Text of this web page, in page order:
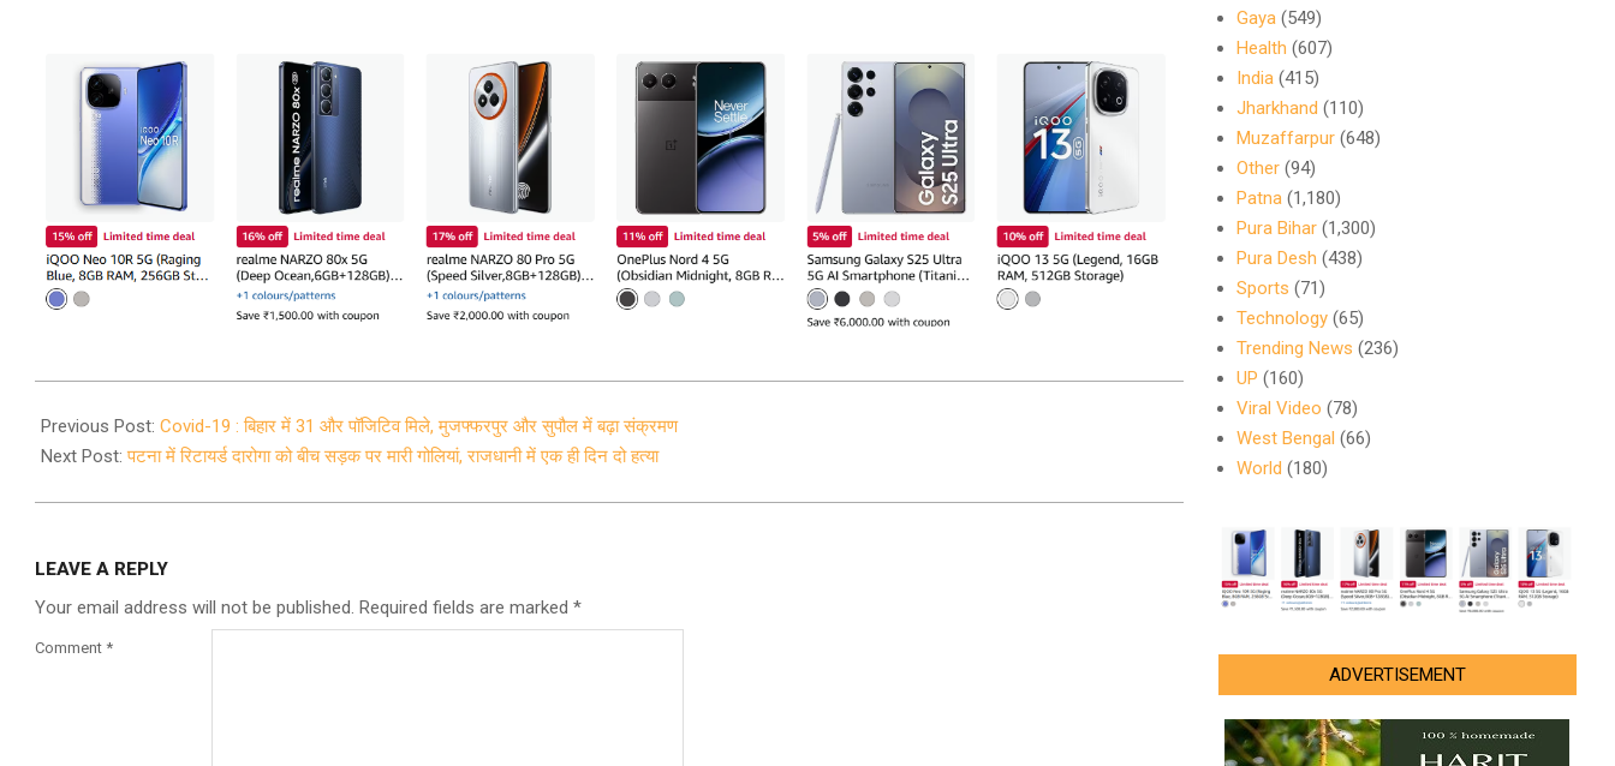
05-
19
Previous Post: Covid-19 : बिहार में 31 और पॉजिटिव मिले, मुजफ्फरपुर और सुपौल में बढ़ा संक्रमण
Next Post:पटना में रिटायर्ड दारोगा को बीच सड़क पर मारी गोलियां, राजधानी में एक ही दिन दो हत्या
LEAVE A REPLY
Your email address will not be published. Required fields are marked *
Comment *
Gaya(549)
Health (607)
India(415)
Jharkhand (110)
Muzaffarpur(648)
Other(94)
Patna(1,180)
Pura Bihar(1,300)
Pura Desh (438)
Sports (71)
Technology(65)
Trending News (236)
UP (160)
Viral Video (78)
West Bengal (66)
World (180)
ADVERTISEMENT